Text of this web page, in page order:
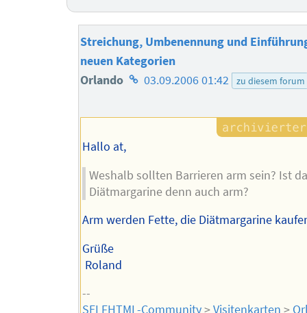
Streichung, Umbenennung und
neuen Kategorien
Orlando Homepage
Autors
03.09.2006 01:42 zu diesem forum
Hallo at,
Weshalb sollten Barrieren arm sein? Ist
Diätmargarine denn auch arm?
Arm werden Fette, die Diätmargarine
Grüße
Roland
--
SELFHTML-Community>Visitenkarten >